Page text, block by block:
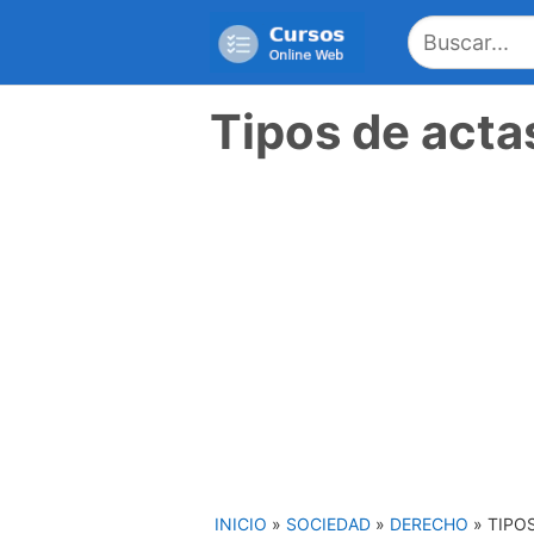
Tipos de
INICIO » SOCIEDAD » DERECHO »